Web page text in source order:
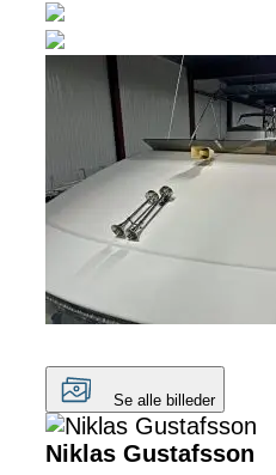
Se alle billeder
Niklas Gustafsson